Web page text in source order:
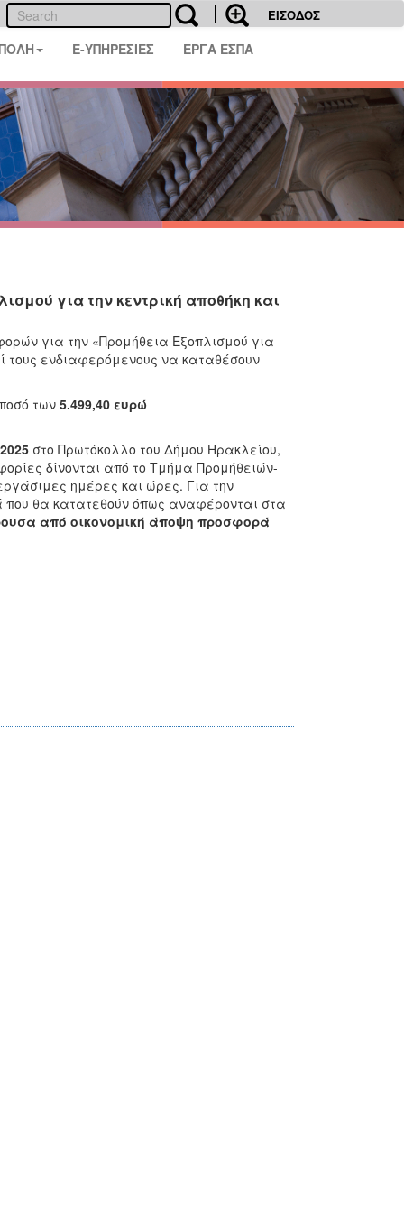
ΕΙΣΟΔΟΣ
E-ΥΠΗΡΕΣΙΕΣ ΕΡΓΑ ΕΣΠΑ
για την κεντρική αποθήκη και
για την «Προμήθεια Εξοπλισμού για
τους ενδιαφερόμενους να καταθέσουν
των 5.499,40 ευρώ
στο Πρωτόκολλο του Δήμου Ηρακλείου,
δίνονται από το Τμήμα Προμήθειών-
ημέρες και ώρες. Για την
που θα κατατεθούν όπως αναφέρονται στα
από οικονομική άποψη προσφορά